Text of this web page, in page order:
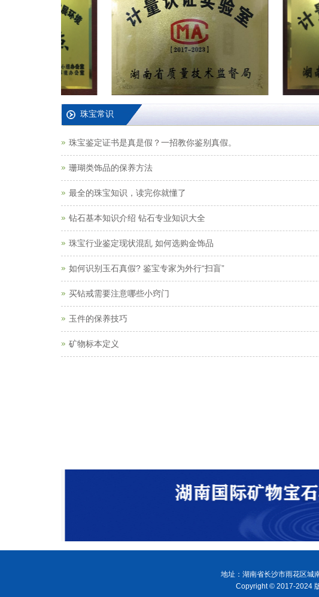
珠宝常识
珠宝鉴定证书是真是假？一招教你鉴别真假。
珊瑚类饰品的保养方法
最全的珠宝知识，读完你就懂了
钻石基本知识介绍 钻石专业知识大全
珠宝行业鉴定现状混乱 如何选购金饰品
如何识别玉石真假? 鉴宝专家为外行“扫盲”
买钻戒需要注意哪些小窍门
玉件的保养技巧
矿物标本定义
地址：湖南省长沙市雨花区
Copyright © 2017-2024